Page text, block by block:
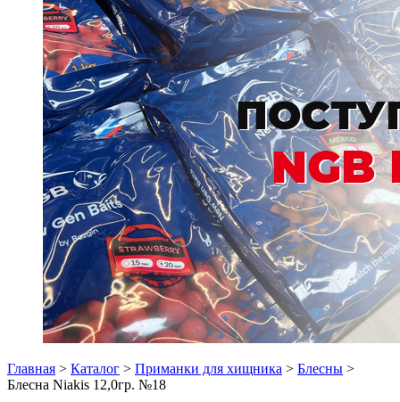
Главная > Каталог > Приманки для хищника > Блесны >
Блесна Niakis 12,0гр. №18